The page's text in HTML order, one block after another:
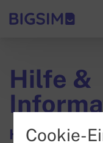
Hilfe &
Hier findest
Cookie-